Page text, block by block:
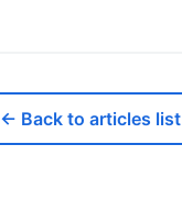
← Back to articles list